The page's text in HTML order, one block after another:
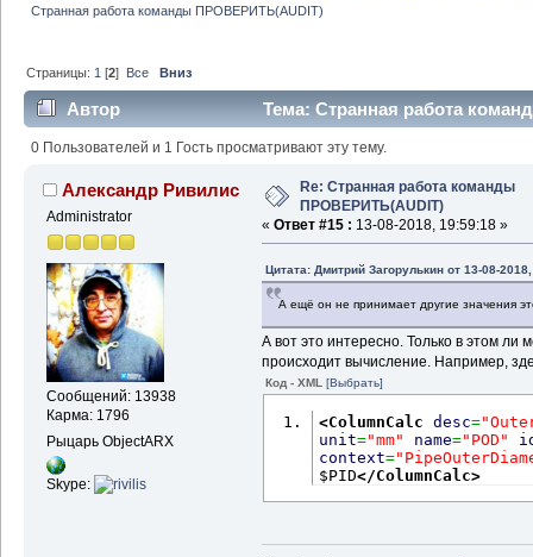
Странная работа команды ПРОВЕРИТЬ(AUDIT)
Страницы: 1 [2] Все Вниз
Автор
Тема: Странная работа
61774 раз)
0 Пользователей и 1 Гость просматривают эту тему.
Александр Ривилис
Administrator
Сообщений: 13938
Карма: 1796
Рыцарь ObjectARX
Skype:
Re: Странная работа команды
ПРОВЕРИТЬ(AUDIT)
« Ответ #15 : 13-08-2018, 19:59:18 »
Цитата: Дмитрий Загорулькин от 13-08-
А ещё он не принимает другие значения
А вот это интересно. Только в этом ли
происходит вычисление. Например,
Код - XML [Выбрать]
<ColumnCalc desc=
unit="mm" name="POD"
context=
$PID</ColumnCalc>